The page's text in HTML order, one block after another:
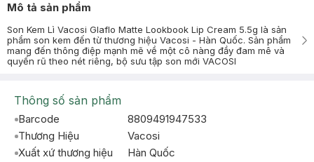
Mô tả sản phẩm
Son Kem Lì Vacosi Glaflo Matte Lookbook Lip Cream 5.5g là sản
phẩm son kem đến từ thương hiệu Vacosi - Hàn Quốc. Sản phẩm
mang đến thông điệp mạnh mẽ về một cô nàng đầy đam mê và
quyến rũ theo nét riêng, bộ sưu tập son mới VACOSI
Thông số sản phẩm
Barcode
8809491947533
Thương Hiệu
Vacosi
Xuất xứ thương hiệu
Hàn Quốc